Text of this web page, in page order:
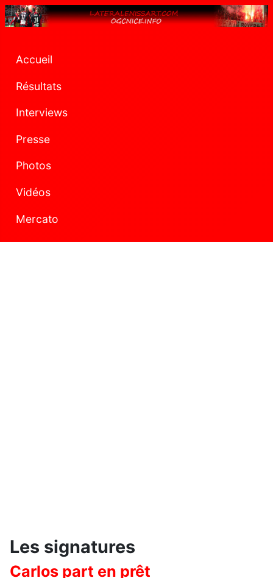
Accueil
Résultats
Interviews
Presse
Photos
Vidéos
Mercato
Les signatures
Carlos part en prêt